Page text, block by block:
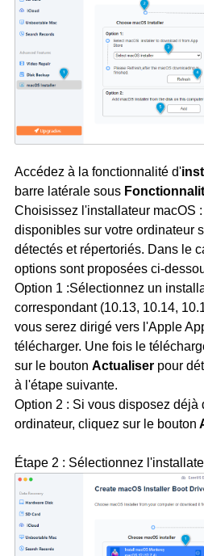
Accédez à la fonctionnalité d'
barre latérale sous
Choisissez l'installateur macOS
disponibles sur votre ordinateur
détectés et répertoriés. Dans le
options sont proposées ci-
Option 1 :Sélectionnez un
correspondant (10.13, 10.14,
vous serez dirigé vers l'Apple
télécharger. Une fois le
sur le bouton Actualiserpour
à l'étape suivante.
Option 2 : Si vous disposez déjà
ordinateur, cliquez sur le bouton
Étape 2 : Sélectionnez